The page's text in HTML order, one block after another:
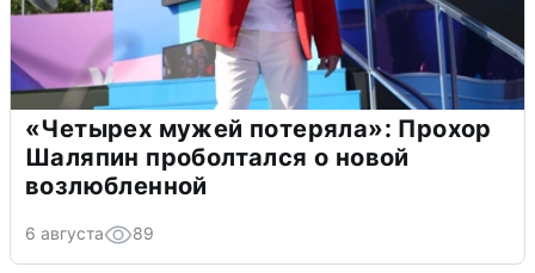
«Четырех мужей потеряла»: Прохор
Шаляпин проболтался о новой
возлюбленной
6 августа 89